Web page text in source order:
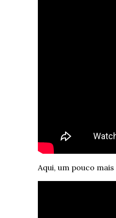
Aqui, um pouco